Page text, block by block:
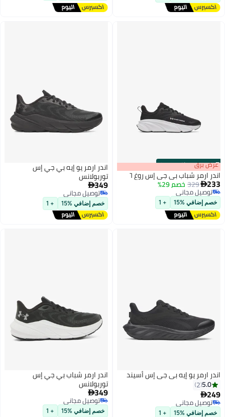
00m:00s
·باقي 100% عرض برق
اندر ارمر شباب بي جي إس روغ ٦
233
329 خصم 29%
توصيل مجاني
توصيل مجاني
خصم إضافي %15 + 1
اندر ارمر يو إيه بي جي إس
توربولانس
349
توصيل مجاني
توصيل مجاني
خصم إضافي %15 + 1
اندر ارمر يو إيه بي جي إس أسيند
5.0
2
249
توصيل مجاني
توصيل مجاني
خصم إضافي %15 + 1
اندر ارمر شباب بي جي إس
توربولانس
349
توصيل مجاني
توصيل مجاني
خصم إضافي %15 + 1